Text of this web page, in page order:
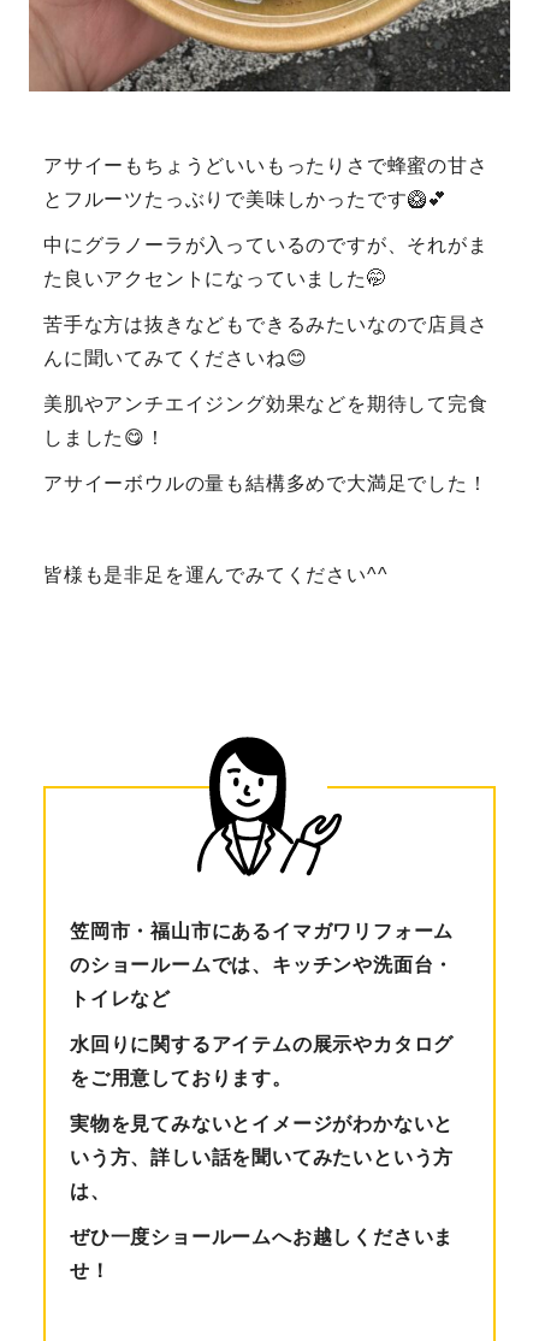
アサイーもちょうどいいもったりさで蜂蜜の甘さ
とフルーツたっぶりで美味しかったです🥝💕
中にグラノーラが入っているのですが、それがま
た良いアクセントになっていました🤭
苦手な方は抜きなどもできるみたいなので店員さ
んに聞いてみてくださいね😊
美肌やアンチエイジング効果などを期待して完食
しました😋！
アサイーボウルの量も結構多めで大満足でした！
皆様も是非足を運んでみてください^^
笠岡市・福山市にあるイマガワリフォーム
のショールームでは、キッチンや洗面台・
トイレなど
水回りに関するアイテムの展示やカタログ
をご用意しております。
実物を見てみないとイメージがわかないと
いう方、詳しい話を聞いてみたいという方
は、
ぜひ一度ショールームへお越しくださいま
せ！